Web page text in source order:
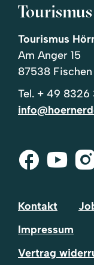
Tourismus
Am Anger 15
87538 Fischen
Tel. + 49
Kontakt
Impressum
Vertrag